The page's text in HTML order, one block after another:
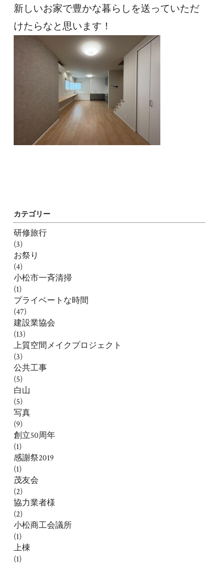
新しいお家で豊かな暮らしを送っていただ
けたらなと思います！
カテゴリー
研修旅行
(3)
お祭り
(4)
小松市一斉清掃
(1)
プライベートな時間
(47)
建設業協会
(13)
上質空間メイクプロジェクト
(3)
公共工事
(5)
白山
(5)
写真
(9)
創立50周年
(1)
感謝祭2019
(1)
茂友会
(2)
協力業者様
(2)
小松商工会議所
(1)
上棟
(1)